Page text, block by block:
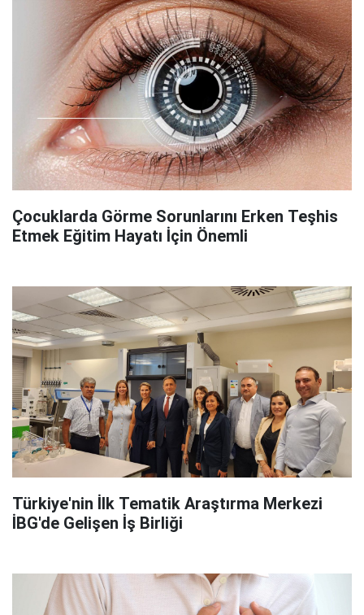
Çocuklarda Görme Sorunlarını Erken Teşhis
Etmek Eğitim Hayatı İçin Önemli
Türkiye'nin İlk Tematik Araştırma Merkezi
İBG'de Gelişen İş Birliği